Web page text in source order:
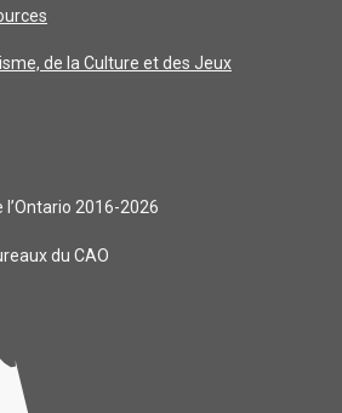
de la Culture et des Jeux
2016-2026
du CAO